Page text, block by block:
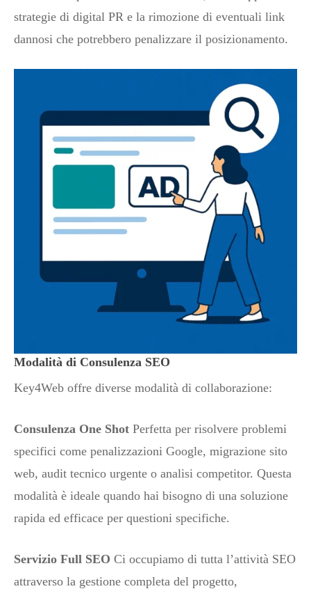
strategie di digital PR e la rimozione di eventuali link
dannosi che potrebbero penalizzare il posizionamento.
Modalità di Consulenza SEO
Key4Web offre diverse modalità di collaborazione:
Consulenza One ShotPerfetta per risolvere problemi
specifici come penalizzazioni Google, migrazione sito
web, audit tecnico urgente o analisi competitor. Questa
modalità è ideale quando hai bisogno di una soluzione
rapida ed efficace per questioni specifiche.
Servizio Full SEO Ci occupiamo di tutta l’attività SEO
attraverso la gestione completa del progetto,